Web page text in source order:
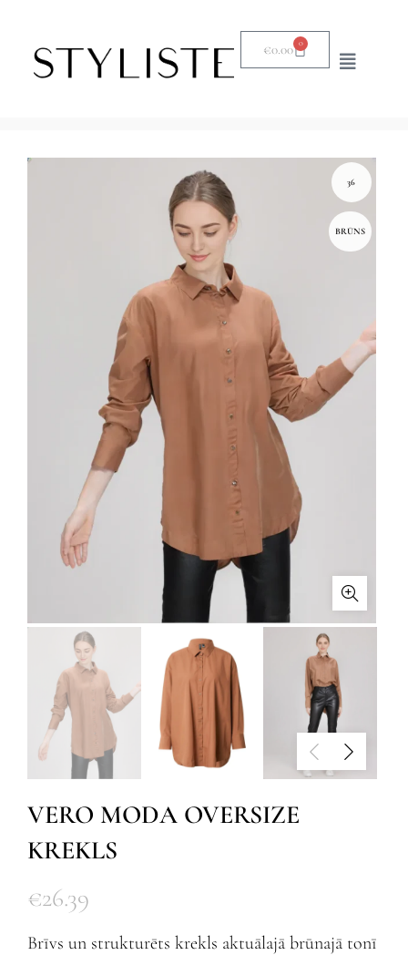
€0.00 0
36
BRŪNS
VERO MODA OVERSIZE
KREKLS
€26.39
Brīvs un strukturēts krekls aktuālajā brūnajā tonī